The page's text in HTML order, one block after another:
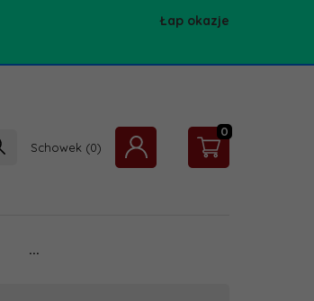
Łap okazje
Schowek
0
...